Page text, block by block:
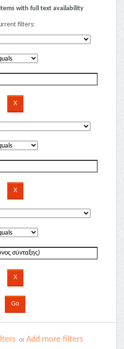
with full text availability
filters:
or Add more filters